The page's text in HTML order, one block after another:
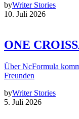
byWriter Stories
10. Juli 2026
ONE
Über NcFormula
Freunden
byWriter Stories
5. Juli 2026